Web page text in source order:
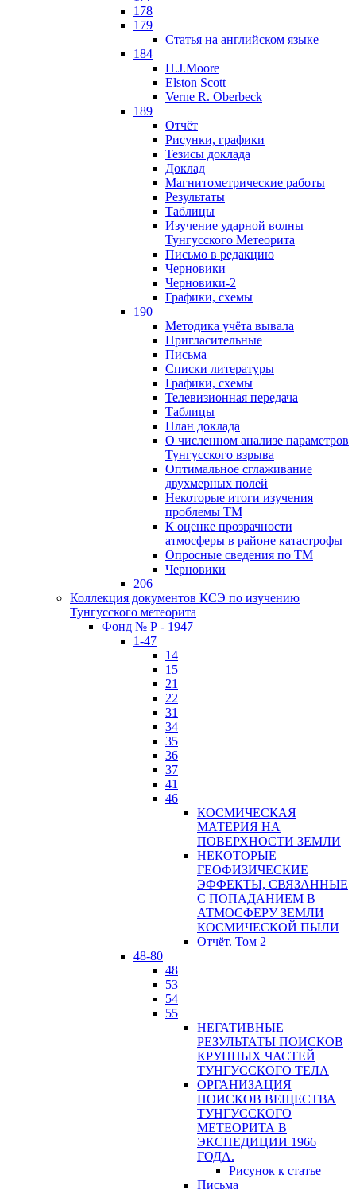
178
179
Статья на английском языке
184
H.J.Moore
Elston Scott
Verne R. Oberbeck
189
Отчёт
Рисунки, графики
Тезисы доклада
Доклад
Магнитометрические работы
Результаты
Таблицы
Изучение ударной волны
Тунгусского Метеорита
Письмо в редакцию
Черновики
Черновики-2
Графики, схемы
190
Методика учёта вывала
Пригласительные
Письма
Списки литературы
Графики, схемы
Телевизионная передача
Таблицы
План доклада
О численном анализе параметров
Тунгусского взрыва
Оптимальное сглаживание
двухмерных полей
Некоторые итоги изучения
проблемы ТМ
К оценке прозрачности
атмосферы в районе катастрофы
Опросные сведения по ТМ
Черновики
206
Коллекция документов КСЭ по изучению
Тунгусского метеорита
Фонд № Р - 1947
1-47
14
15
21
22
31
34
35
36
37
41
46
КОСМИЧЕСКАЯ
МАТЕРИЯ НА
ПОВЕРХНОСТИ ЗЕМЛИ
НЕКОТОРЫЕ
ГЕОФИЗИЧЕСКИЕ
ЭФФЕКТЫ, СВЯЗАННЫЕ
С ПОПАДАНИЕМ В
АТМОСФЕРУ ЗЕМЛИ
КОСМИЧЕСКОЙ ПЫЛИ
Отчёт. Том 2
48-80
48
53
54
55
НЕГАТИВНЫЕ
РЕЗУЛЬТАТЫ ПОИСКОВ
КРУПНЫХ ЧАСТЕЙ
ТУНГУССКОГО ТЕЛА
ОРГАНИЗАЦИЯ
ПОИСКОВ ВЕЩЕСТВА
ТУНГУССКОГО
МЕТЕОРИТА В
ЭКСПЕДИЦИИ 1966
ГОДА.
Рисунок к статье
Письма